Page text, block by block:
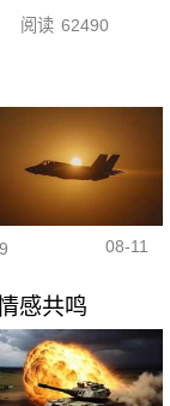
阅读 62490
08-11
感共鸣